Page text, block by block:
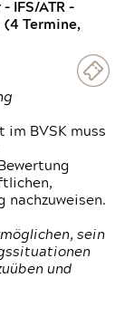
IFS/ATR -
Termine,
im BVSK muss
nachzuweisen.
sein
und